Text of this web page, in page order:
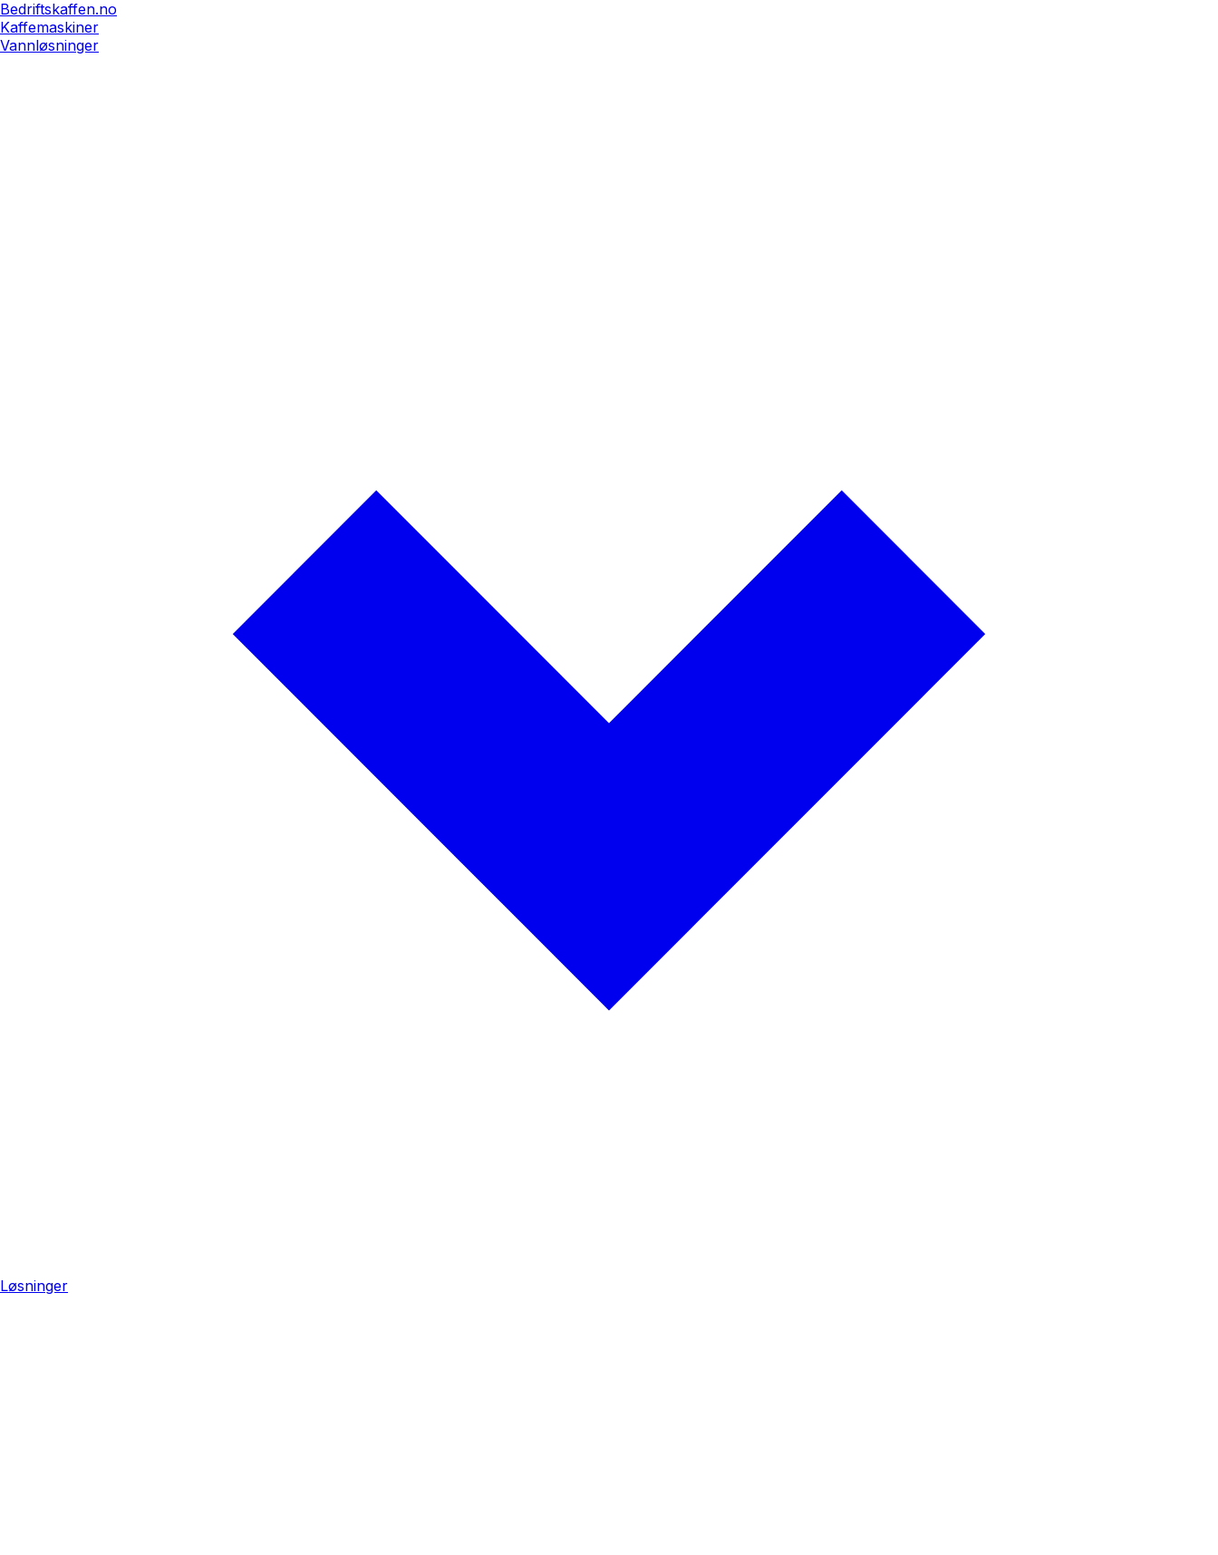
Bedriftskaffen.no
Kaffemaskiner
Vannløsninger
Løsninger